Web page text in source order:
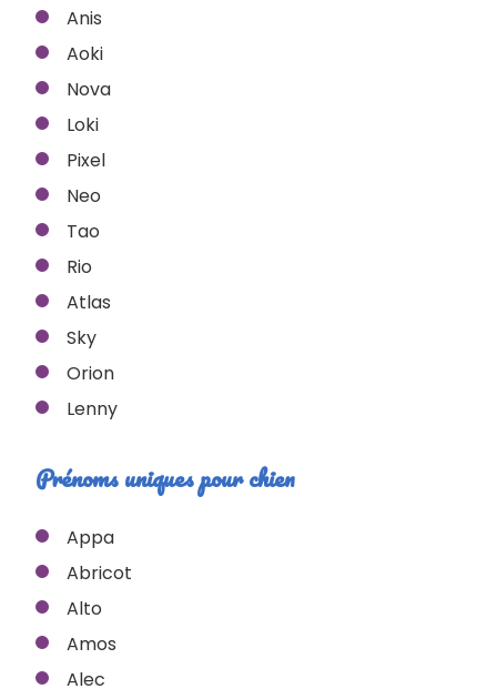
Anis
Aoki
Nova
Loki
Pixel
Neo
Tao
Rio
Atlas
Sky
Orion
Lenny
Prénoms uniques pour chien
Appa
Abricot
Alto
Amos
Alec